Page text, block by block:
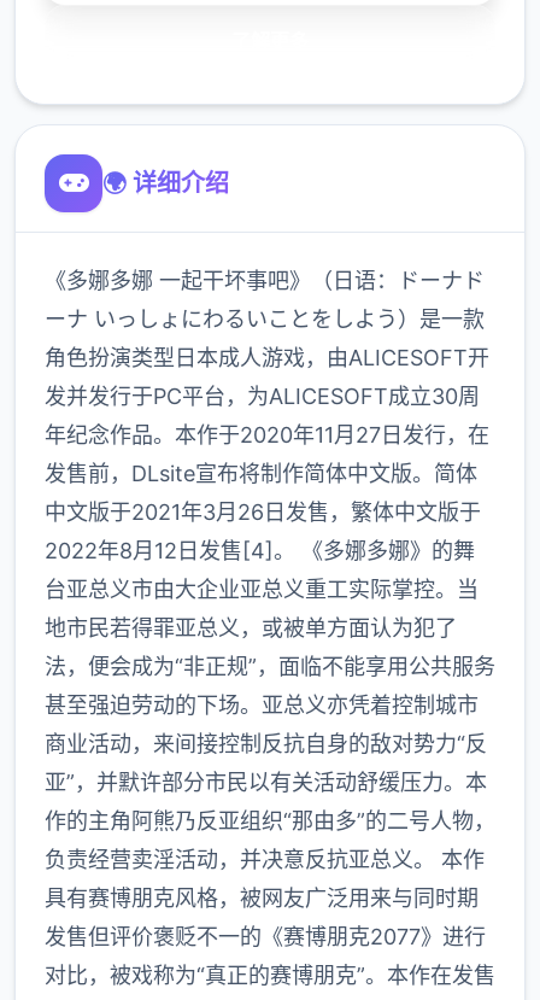
🌍 详细介绍
《多娜多娜 一起干坏事吧》（日语：ドーナド
ーナ いっしょにわるいことをしよう）是一款
角色扮演类型日本成人游戏，由ALICESOFT开
发并发行于PC平台，为ALICESOFT成立30周
年纪念作品。本作于2020年11月27日发行，在
发售前，DLsite宣布将制作简体中文版。简体
中文版于2021年3月26日发售，繁体中文版于
2022年8月12日发售[4]。 《多娜多娜》的舞
台亚总义市由大企业亚总义重工实际掌控。当
地市民若得罪亚总义，或被单方面认为犯了
法，便会成为“非正规”，面临不能享用公共服务
甚至强迫劳动的下场。亚总义亦凭着控制城市
商业活动，来间接控制反抗自身的敌对势力“反
亚”，并默许部分市民以有关活动舒缓压力。本
作的主角阿熊乃反亚组织“那由多”的二号人物，
负责经营卖淫活动，并决意反抗亚总义。 本作
具有赛博朋克风格，被网友广泛用来与同时期
发售但评价褒贬不一的《赛博朋克2077》进行
对比，被戏称为“真正的赛博朋克”。本作在发售